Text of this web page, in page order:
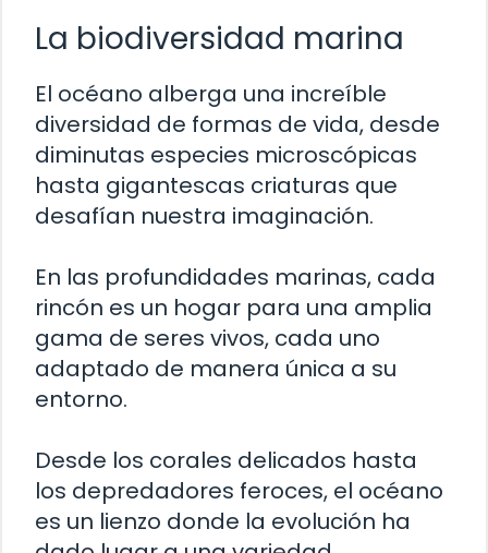
La biodiversidad marina
El océano alberga una increíble
diversidad de formas de vida, desde
diminutas especies microscópicas
hasta gigantescas criaturas que
desafían nuestra imaginación.
En las profundidades marinas, cada
rincón es un hogar para una amplia
gama de seres vivos, cada uno
adaptado de manera única a su
entorno.
Desde los corales delicados hasta
los depredadores feroces, el océano
es un lienzo donde la evolución ha